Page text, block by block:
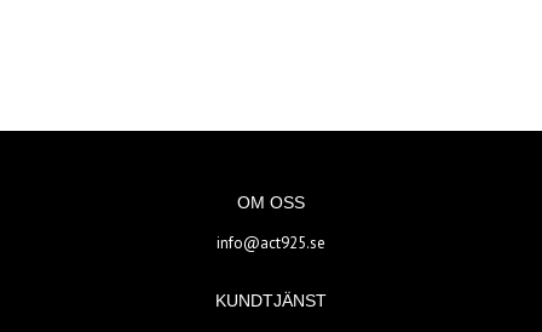
OM OSS
info@act925.se
KUNDTJÄNST